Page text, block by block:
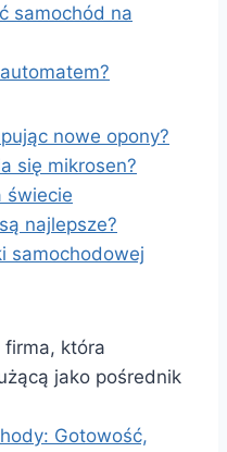
samochód na
nowe opony?
się mikrosen?
świecie
najlepsze?
samochodowej
firma, która
jako pośrednik
Gotowość,